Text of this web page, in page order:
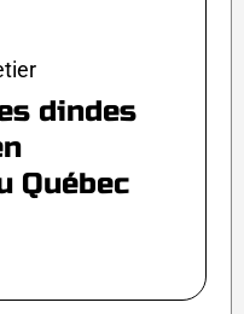
dindes
Québec